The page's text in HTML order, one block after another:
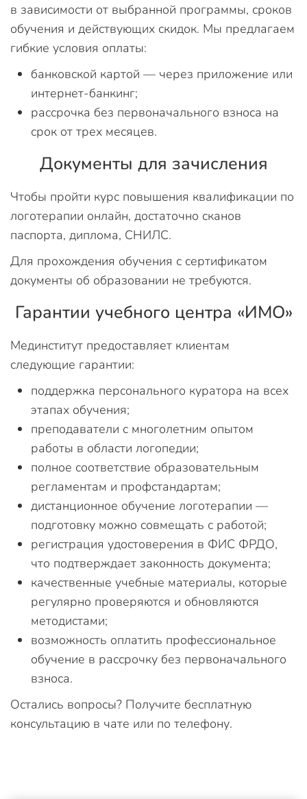
в зависимости от выбранной программы, сроков
обучения и действующих скидок. Мы предлагаем
гибкие условия оплаты:
банковской картой — через приложение или
интернет-банкинг;
рассрочка без первоначального взноса на
срок от трех месяцев.
Документы для зачисления
Чтобы пройти курс повышения квалификации по
логотерапии онлайн, достаточно сканов
паспорта, диплома, СНИЛС.
Для прохождения обучения с сертификатом
документы об образовании не требуются.
Гарантии учебного центра «ИМО»
Мединститут предоставляет клиентам
следующие гарантии:
поддержка персонального куратора на всех
этапах обучения;
преподаватели с многолетним опытом
работы в области логопедии;
полное соответствие образовательным
регламентам и профстандартам;
дистанционное обучение логотерапии —
подготовку можно совмещать с работой;
регистрация удостоверения в ФИС ФРДО,
что подтверждает законность документа;
качественные учебные материалы, которые
регулярно проверяются и обновляются
методистами;
возможность оплатить профессиональное
обучение в рассрочку без первоначального
взноса.
Остались вопросы? Получите бесплатную
консультацию в чате или по телефону.